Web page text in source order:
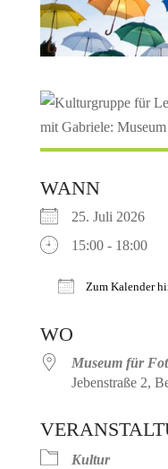
WANN
25. Juli 2026
15:00 - 18:00
Zum Kalender
WO
Museum für
Jebenstraße 2,
Kultur